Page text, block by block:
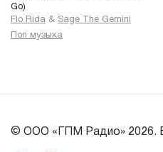
Go)
Flo Rida & Sage The Gemini
Поп музыка
© ООО «ГПМ Радио» 2026.